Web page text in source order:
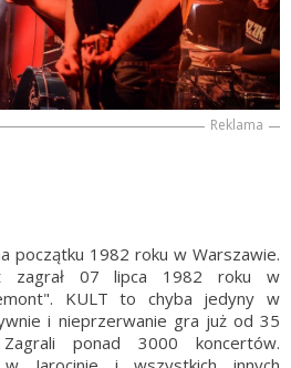
Reklama
początku 1982 roku w Warszawie.
zagrał 07 lipca 1982 roku w
KULT to chyba jedyny w
i nieprzerwanie gra już od 35
ponad 3000 koncertów.